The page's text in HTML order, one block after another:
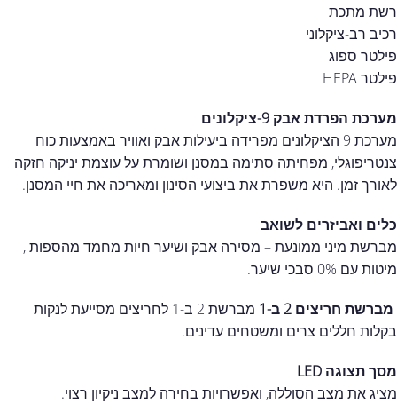
רשת מתכת
רכיב רב-ציקלוני
פילטר ספוג
פילטר HEPA
מערכת הפרדת אבק 9-ציקלונים
מערכת 9 הציקלונים מפרידה ביעילות אבק ואוויר באמצעות כוח
צנטריפוגלי, מפחיתה סתימה במסנן ושומרת על עוצמת יניקה חזקה
לאורך זמן. היא משפרת את ביצועי הסינון ומאריכה את חיי המסנן.
כלים ואביזרים לשואב
מברשת מיני ממונעת – מסירה אבק ושיער חיות מחמד מהספות ,
מיטות עם 0% סבכי שיער.
מברשת חריצים 2 ב-1
מברשת 2 ב-1 לחריצים מסייעת לנקות
בקלות חללים צרים ומשטחים עדינים.
מסך תצוגה LED
מציג את מצב הסוללה, ואפשרויות בחירה למצב ניקיון רצוי.